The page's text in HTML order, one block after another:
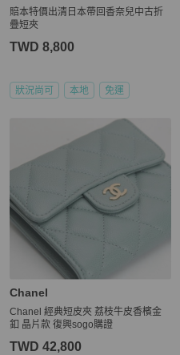
賠本特價出清日本帶回香奈兒中古折
疊短夾
TWD 8,800
狀況尚可 本地 免運
Chanel
Chanel 經典短皮夾 荔枝牛皮香檳金
釦 晶片款 復興sogo購證
TWD 42,800